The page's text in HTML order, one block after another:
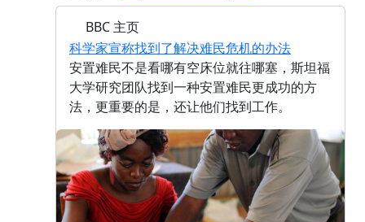
BBC 主页
科学家宣称找到了解决难民危机的办法
安置难民不是看哪有空床位就往哪塞，斯坦福
大学研究团队找到一种安置难民更成功的方
法，更重要的是，还让他们找到工作。